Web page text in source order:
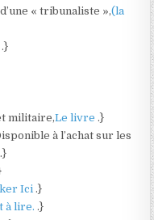
« tribunaliste »,(la
.}
militaire,Le livre.}
à l’achat sur les
Ici.}
à lire..}